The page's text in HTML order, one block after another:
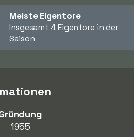
Meiste Eigentore
Insgesamt 4 Eigentore in der
Saison
1955